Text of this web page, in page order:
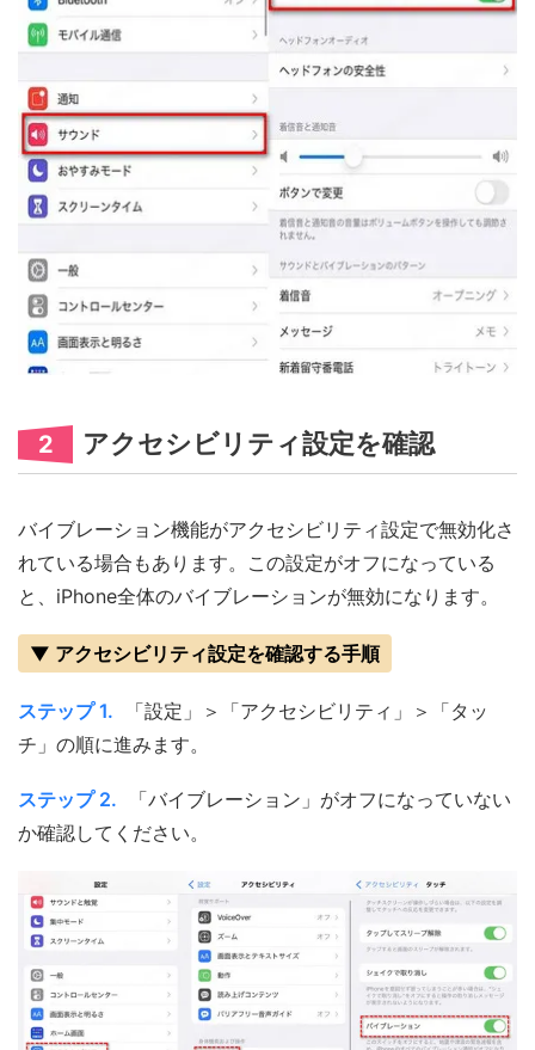
2 アクセシビリティ設定を確認
バイブレーション機能がアクセシビリティ設定で無効化さ
れている場合もあります。この設定がオフになっている
と、iPhone全体のバイブレーションが無効になります。
▼ アクセシビリティ設定を確認する手順
ステップ 1.
「設定」＞「アクセシビリティ」＞「タッ
チ」の順に進みます。
ステップ 2.
「バイブレーション」がオフになっていない
か確認してください。